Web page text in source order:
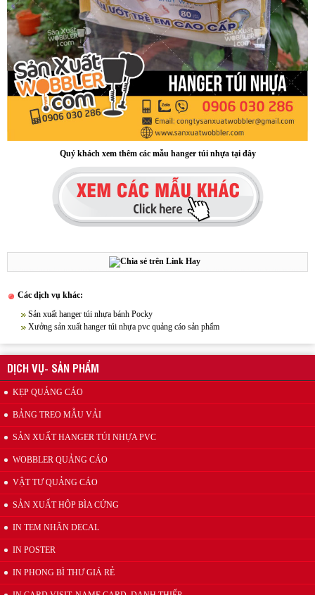
Quý khách xem thêm các mẫu hanger túi nhựa tại đây
Các dịch vụ khác:
Sản xuất hanger túi nhựa bánh Pocky
Xưởng sản xuất hanger túi nhựa pvc quảng cáo sản phẩm
DỊCH VỤ- SẢN PHẨM
KẸP QUẢNG CÁO
BẢNG TREO MẪU VẢI
SẢN XUẤT HANGER TÚI NHỰA PVC
WOBBLER QUẢNG CÁO
VẬT TƯ QUẢNG CÁO
SẢN XUẤT HỘP BÌA CỨNG
IN TEM NHÃN DECAL
IN POSTER
IN PHONG BÌ THƯ GIÁ RẺ
Sample hanger, Bảng treo mẫu vải
Hanger quảng cáo treo trần nhà
Xưởng sản xuất hanger túi nhựa pvc quảng cáo sản phẩm